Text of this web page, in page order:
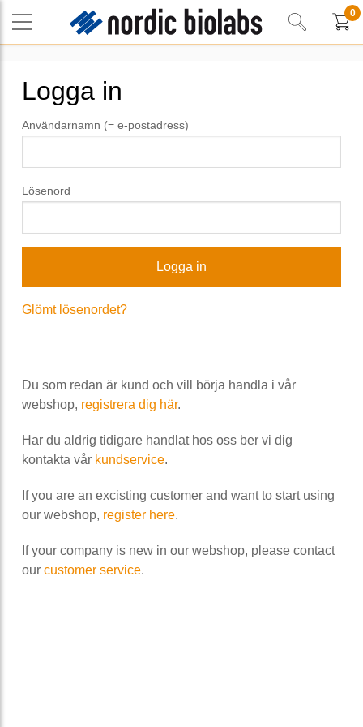
0
Logga in
Användarnamn (= e-postadress)
Lösenord
Glömt lösenordet?
Du som redan är kund och vill börja handla i vår
webshop, registrera dig här.
Har du aldrig tidigare handlat hos oss ber vi dig
kontakta vår kundservice.
If you are an excisting customer and want to start using
our webshop, register here.
If your company is new in our webshop, please contact
our customer service.